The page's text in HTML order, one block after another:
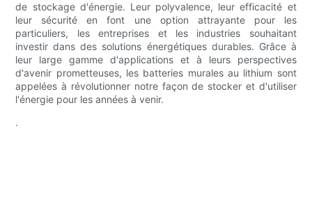
de stockage d'énergie. Leur polyvalence, leur efficacité et
leur sécurité en font une option attrayante pour les
particuliers, les entreprises et les industries souhaitant
investir dans des solutions énergétiques durables. Grâce à
leur large gamme d'applications et à leurs perspectives
d'avenir prometteuses, les batteries murales au lithium sont
appelées à révolutionner notre façon de stocker et d'utiliser
l'énergie pour les années à venir.
.